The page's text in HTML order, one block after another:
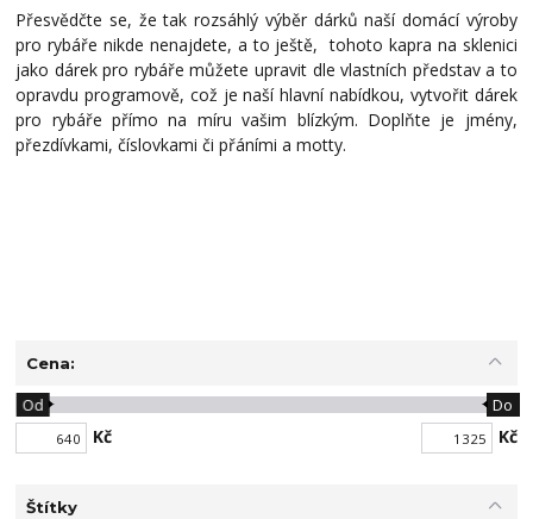
Přesvědčte se, že tak rozsáhlý výběr dárků naší domácí výroby
pro rybáře nikde nenajdete, a to ještě, tohoto kapra na sklenici
jako dárek pro rybáře můžete upravit dle vlastních představ a to
opravdu programově, což je naší hlavní nabídkou, vytvořit dárek
pro rybáře přímo na míru vašim blízkým. Doplňte je jmény,
přezdívkami, číslovkami či přáními a motty.
Cena:
Kč
Od Do
Kč
Štítky